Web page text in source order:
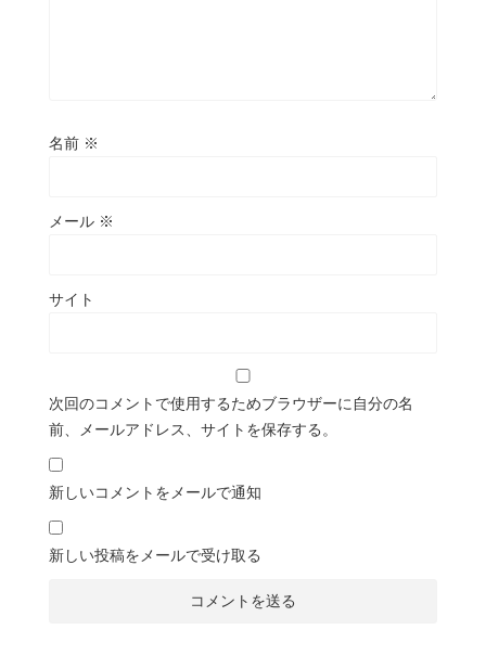
名前 ※
メール ※
サイト
次回のコメントで使用するためブラウザーに自分の名
前、メールアドレス、サイトを保存する。
新しいコメントをメールで通知
新しい投稿をメールで受け取る